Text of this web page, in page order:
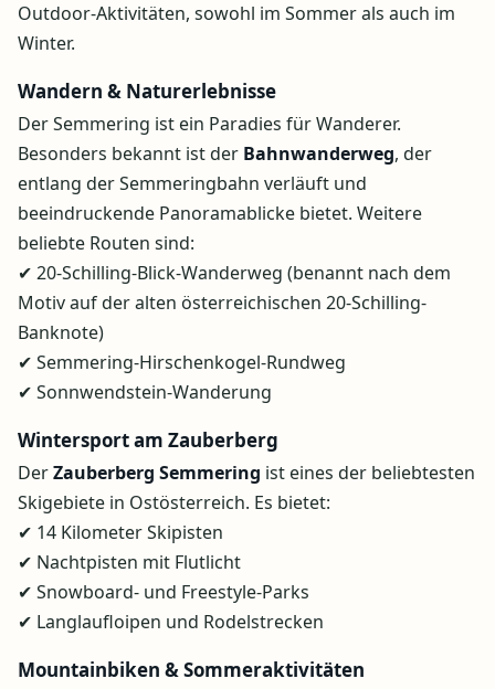
Outdoor-Aktivitäten, sowohl im Sommer als auch im
Winter.
Wandern & Naturerlebnisse
Der Semmering ist ein Paradies für Wanderer.
Besonders bekannt ist der Bahnwanderweg, der
entlang der Semmeringbahn verläuft und
beeindruckende Panoramablicke bietet. Weitere
beliebte Routen sind:
✔ 20-Schilling-Blick-Wanderweg (benannt nach dem
Motiv auf der alten österreichischen 20-Schilling-
Banknote)
✔ Semmering-Hirschenkogel-Rundweg
✔ Sonnwendstein-Wanderung
Wintersport am Zauberberg
DerZauberberg Semmering ist eines der beliebtesten
Skigebiete in Ostösterreich. Es bietet:
✔ 14 Kilometer Skipisten
✔ Nachtpisten mit Flutlicht
✔ Snowboard- und Freestyle-Parks
✔ Langlaufloipen und Rodelstrecken
Mountainbiken & Sommeraktivitäten